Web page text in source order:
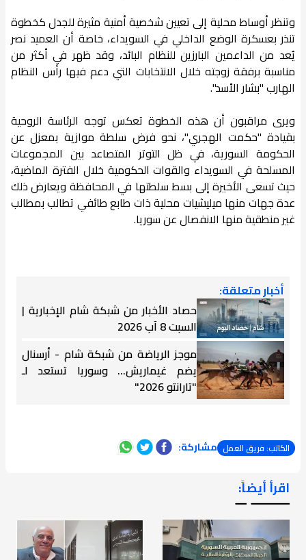
وتنظر أوساط محلية إلى تعيين شخصية أمنية مثيرة للجدل كخطوة
تنذر بعسكرة الوضع الداخلي في السويداء، خاصة أن العميد نصر
يُعد من الداعمين البارزين للنظام البائد، وقد ظهر في أكثر من
مناسبة برفقة زوجته خلال الانتخابات التي دعم فيها رأس النظام
الهارب "بشار الأسد".
ويرى مراقبون أن هذه الخطوة تعكس توجه الرئاسة الروحية
بقيادة "حكمت الهجري"، نحو فرض سلطة موازية بمعزل عن
الحكومة السورية، في ظل التوتر المتصاعد بين المجموعات
المسلحة في السويداء والقوات الحكومية خلال الفترة الماضية،
حيث تسعى الأخيرة إلى بسط سلطتها في المحافظة ويعارض ذلك
عدة جهات منها ميليشيات محلية ذات طابع طائفي تطالب بمطالب
غير منطقية منها الانفصال عن سوريا.
أخبار متعلقة:
حصاد الأخبار من شبكة شام الإخبارية |
السبت 8 آب 2026
موجز الرياضة من شبكة شام - أرسنال
يضم غيماريش... وسوريا تستعد لـ
"تارانتو 2026"
الكاتب: فريق العمل مشاركة:
اقرأ أيضاً:
ـــــــ ــ